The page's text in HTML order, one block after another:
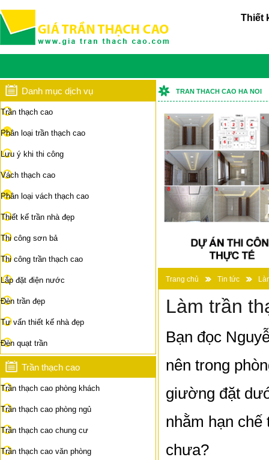
Thiết
Danh mục dịch vụ
Trần thạch cao
Phân loại trần thạch cao
Lưu ý khi thi công
Vách thạch cao
Phân loại vách thạch cao
Thiết kế trần nhà đẹp
Thi công sơn bả
Thi công trần thạch cao
Lắp đặt điện nước
Đèn trần đẹp
Tư vấn thiết kế nhà đẹp
Đèn quạt trần
Trần thạch cao
Trần thạch cao phòng khách
Trần thạch cao phòng ngủ
Trần thạch cao chung cư
Trần thạch cao văn phòng
TRAN THACH CAO HA NOI
Trang chủ Tin tức
Làm trần
Bạn đọc
nên trong
giường đặt
nhằm hạn chế
chưa?